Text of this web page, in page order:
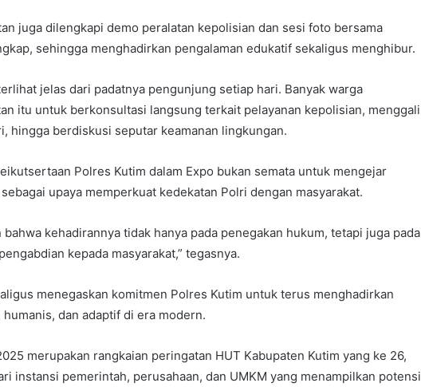
juga dilengkapi demo peralatan kepolisian dan sesi foto bersama
sehingga menghadirkan pengalaman edukatif sekaligus menghibur.
jelas dari padatnya pengunjung setiap hari. Banyak warga
itu untuk berkonsultasi langsung terkait pelayanan kepolisian, menggali
hingga berdiskusi seputar keamanan lingkungan.
Polres Kutim dalam Expo bukan semata untuk mengejar
upaya memperkuat kedekatan Polri dengan masyarakat.
kehadirannya tidak hanya pada penegakan hukum, tetapi juga pada
kepada masyarakat,” tegasnya.
menegaskan komitmen Polres Kutim untuk terus menghadirkan
dan adaptif di era modern.
merupakan rangkaian peringatan HUT Kabupaten Kutim yang ke 26,
instansi pemerintah, perusahaan, dan UMKM yang menampilkan potensi